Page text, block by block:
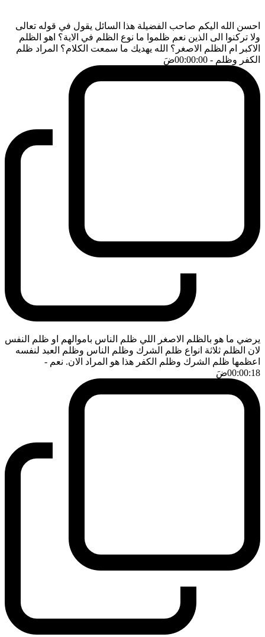
احسن الله اليكم صاحب الفضيلة هذا السائل يقول في قوله تعالى
ولا تركنوا الى الذين نعم ظلموا ما نوع الظلم في الاية؟ اهو الظلم
الاكبر ام الظلم الاصغر؟ الله يهديك ما سمعت الكلام؟ المراد ظلم
الكفر وظلم - 00:00:00 ضَ
يرضي ما هو بالظلم الاصغر اللي ظلم الناس باموالهم او ظلم النفس
لان الظلم ثلاثة انواع ظلم الشرك وظلم الناس وظلم العبد لنفسه
اعظمها ظلم الشرك وظلم الكفر هذا هو المراد الان. نعم -
00:00:18ضَ